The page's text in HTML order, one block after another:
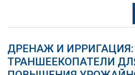
ДРЕНАЖ И ИРРИГАЦИЯ:
ТРАНШЕЕКОПАТЕЛИ